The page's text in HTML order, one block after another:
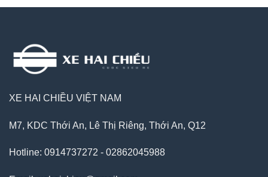
XE HAI CHIỀU VIỆT NAM
M7, KDC Thới An, Lê Thị Riêng, Thới An, Q12
Hotline: 0914737272 - 02862045988